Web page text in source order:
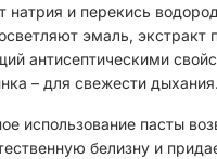
натрия и перекись
эмаль, экстракт
антисептическими
– для свежести дыхания.
использование пасты
белизну и